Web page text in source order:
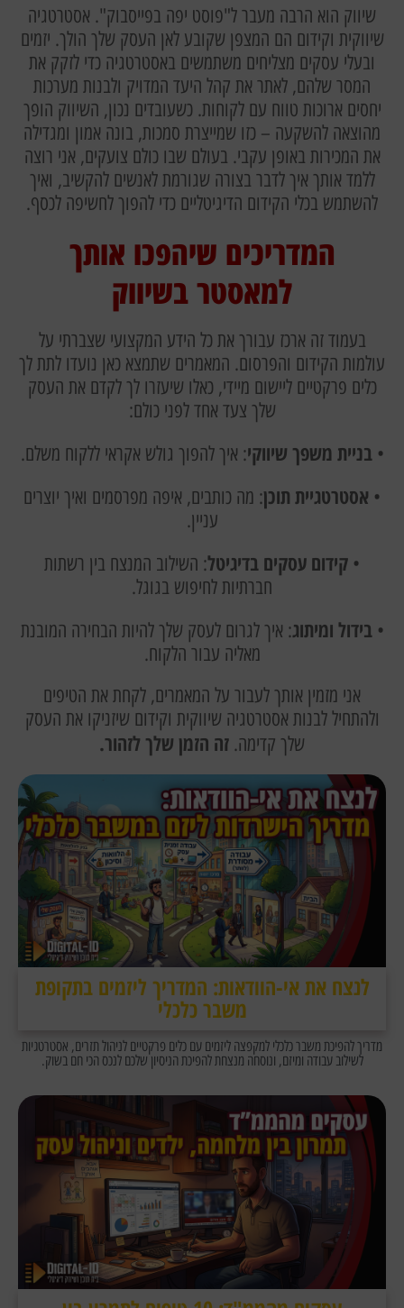
שיווק הוא הרבה מעבר ל"פוסט יפה בפייסבוק". אסטרטגיה
שיווקית וקידום הם המצפן שקובע לאן העסק שלך הולך. יזמים
ובעלי עסקים מצליחים משתמשים באסטרטגיה כדי לזקק את
המסר שלהם, לאתר את קהל היעד המדויק ולבנות מערכות
יחסים ארוכות טווח עם לקוחות. כשעובדים נכון, השיווק הופך
מהוצאה להשקעה – כזו שמייצרת סמכות, בונה אמון ומגדילה
את המכירות באופן עקבי. בעולם שבו כולם צועקים, אני רוצה
ללמד אותך איך לדבר בצורה שגורמת לאנשים להקשיב, ואיך
להשתמש בכלי הקידום הדיגיטליים כדי להפוך לחשיפה לכסף.
המדריכים שיהפכו אותך
למאסטר בשיווק
בעמוד זה ארכז עבורך את כל הידע המקצועי שצברתי על
עולמות הקידום והפרסום. המאמרים שתמצא כאן נועדו לתת לך
כלים פרקטיים ליישום מיידי, כאלו שיעזרו לך לקדם את העסק
שלך צעד אחד לפני כולם:
•בניית משפך שיווקי: איך להפוך גולש אקראי ללקוח משלם.
• אסטרטגיית תוכן: מה כותבים, איפה מפרסמים ואיך יוצרים
עניין.
• קידום עסקים בדיגיטל: השילוב המנצח בין רשתות
חברתיות לחיפוש בגוגל.
•בידול ומיתוג: איך לגרום לעסק שלך להיות הבחירה המובנת
מאליה עבור הלקוח.
אני מזמין אותך לעבור על המאמרים, לקחת את הטיפים
ולהתחיל לבנות אסטרטגיה שיווקית וקידום שיזניקו את העסק
שלך קדימה. זה הזמן שלך לזהור.
לנצח את אי-הוודאות: המדריך ליזמים בתקופת
משבר כלכלי
מדריך להפיכת משבר כלכלי למקפצה ליזמים עם כלים פרקטיים לניהול תזרים, אסטרטגיות
לשילוב עבודה ומיזם, ונוסחה מנצחת להפיכת הניסיון שלכם לנכס הכי חם בשוק.